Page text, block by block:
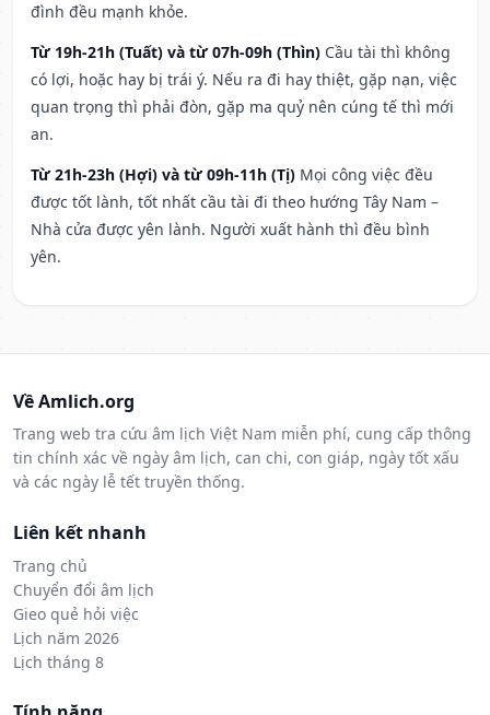
đình đều mạnh khỏe.
Từ 19h-21h (Tuất) và từ 07h-09h (Thìn) Cầu tài thì không
có lợi, hoặc hay bị trái ý. Nếu ra đi hay thiệt, gặp nạn, việc
quan trọng thì phải đòn, gặp ma quỷ nên cúng tế thì mới
an.
Từ 21h-23h (Hợi) và từ 09h-11h (Tị) Mọi công việc đều
được tốt lành, tốt nhất cầu tài đi theo hướng Tây Nam –
Nhà cửa được yên lành. Người xuất hành thì đều bình
yên.
Về Amlich.org
Trang web tra cứu âm lịch Việt Nam miễn phí, cung cấp thông
tin chính xác về ngày âm lịch, can chi, con giáp, ngày tốt xấu
và các ngày lễ tết truyền thống.
Liên kết nhanh
Trang chủ
Chuyển đổi âm lịch
Gieo quẻ hỏi việc
Lịch năm 2026
Lịch tháng 8